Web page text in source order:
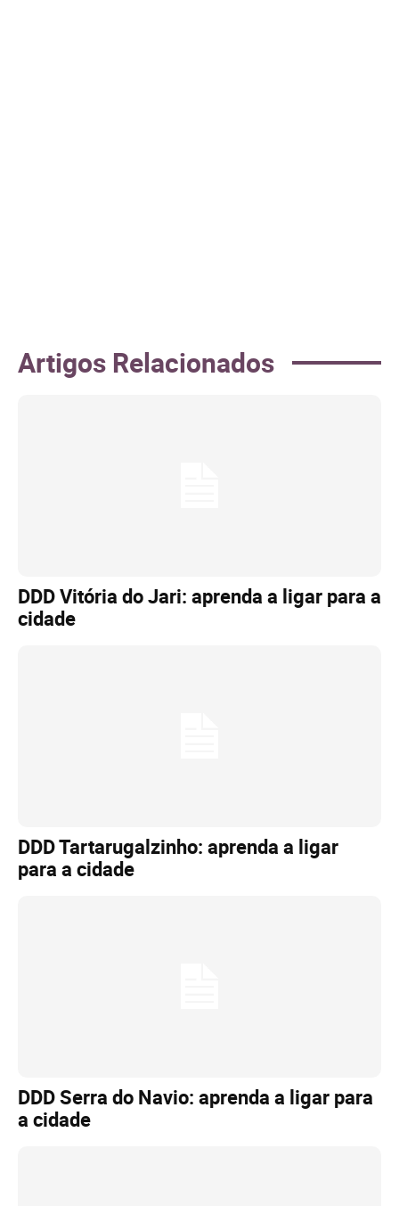
Artigos Relacionados
DDD Vitória do Jari: aprenda a ligar para a
cidade
DDD Tartarugalzinho: aprenda a ligar
para a cidade
DDD Serra do Navio: aprenda a ligar para
a cidade